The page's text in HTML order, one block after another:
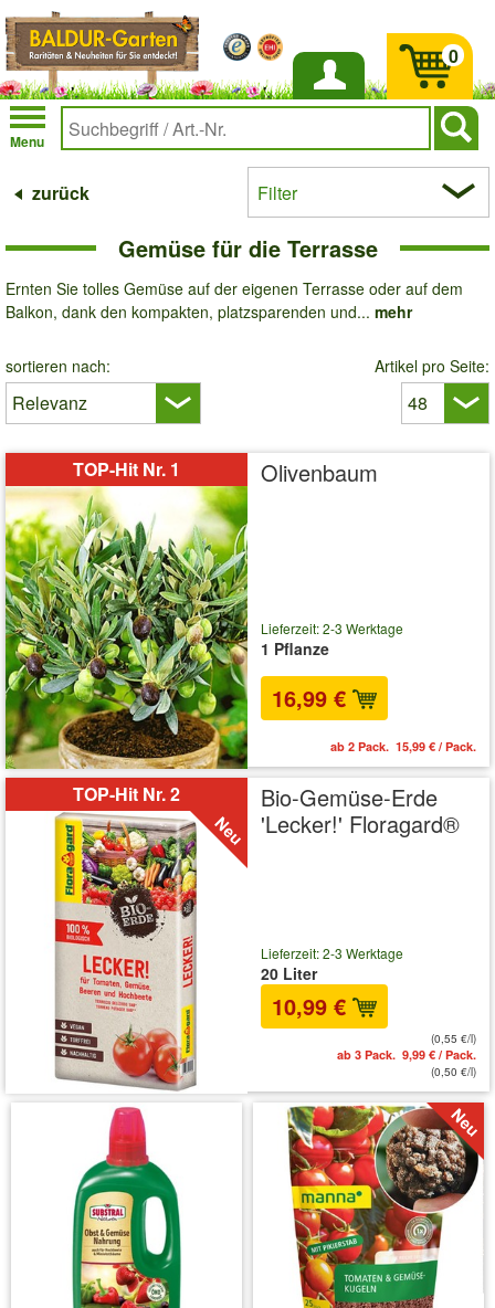
Anmelden
Menu
0
zurück Filter
Gemüse für die Terrasse
Ernten Sie tolles Gemüse auf der eigenen Terrasse oder auf dem
Balkon, dank den kompakten, platzsparenden und... mehr
sortieren nach: Artikel pro Seite:
TOP-Hit Nr. 1 Olivenbaum
Lieferzeit: 2-3 Werktage
1 Pflanze
16,99 €
ab 2 Pack. 15,99 € / Pack.
TOP-Hit Nr. 2
Bio-Gemüse-Erde
'Lecker!' Floragard®
Lieferzeit: 2-3 Werktage
20 Liter
10,99 €
(0,55 €/l)
ab 3 Pack. 9,99 € / Pack.
(0,50 €/l)